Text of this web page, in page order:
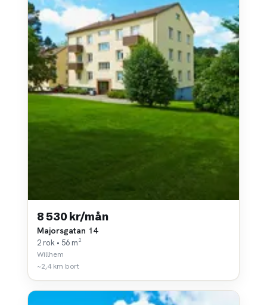
8 530 kr/mån
Majorsgatan 14
2 rok • 56 m²
Willhem
~2,4 km bort